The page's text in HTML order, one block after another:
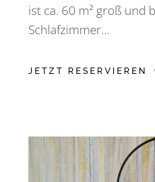
ist ca. 60 m² groß und
Schlafzimmer...
JETZT RESERVIEREN